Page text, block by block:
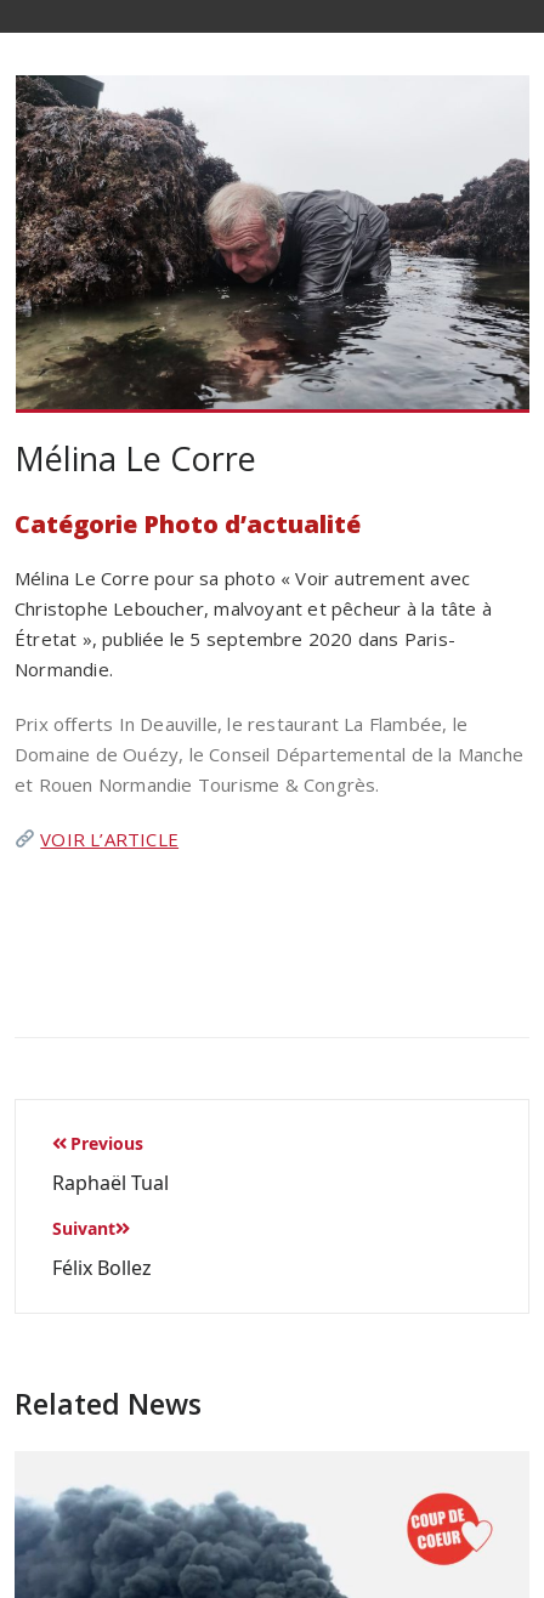
Mélina Le Corre
Catégorie Photo d’actualité
Mélina Le Corre pour sa photo « Voir autrement avec
Christophe Leboucher, malvoyant et pêcheur à la tâte à
Étretat », publiée le 5 septembre 2020 dans Paris-
Normandie.
Prix offerts In Deauville, le restaurant La Flambée, le
Domaine de Ouézy, le Conseil Départemental de la Manche
et Rouen Normandie Tourisme & Congrès.
VOIR L’ARTICLE
Previous
Raphaël Tual
Suivant
Félix Bollez
Related News